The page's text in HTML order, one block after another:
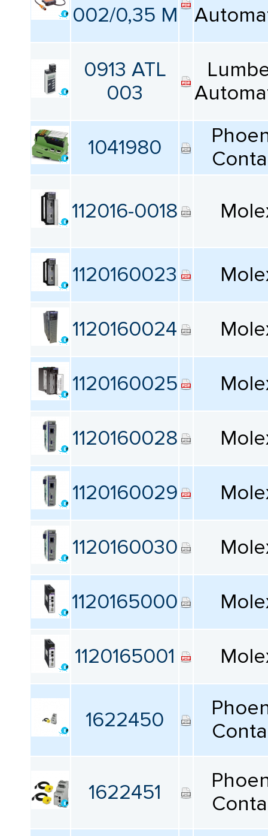
ПРОИЗВОДИТЕЛЕЙ
Аналоговый / цифровой
Тип
Тип дисплея
Рабочее напряжение питания
Монтаж
Размер
Сбросить фильтрацию
002/0,35 M
0913 ATL
003
1041980
112016-0018
1120160023
1120160024
1120160025
1120160028
1120160029
1120160030
1120165000
1120165001
1622450
1622451